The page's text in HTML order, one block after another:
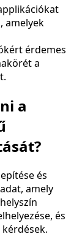
amelyek
érdemes
a
a
és
amely
és